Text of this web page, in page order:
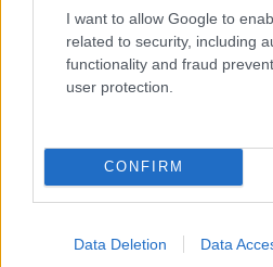
I want to allow Google to
related to security, including
functionality and fraud
user protection.
CONFIRM
Data Deletion Data